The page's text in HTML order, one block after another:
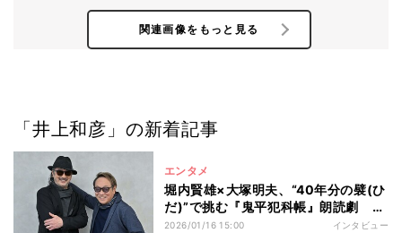
関連画像をもっと見る
「井上和彦」の新着記事
エンタメ
堀内賢雄×大塚明夫、“40年分の襞(ひ
だ)”で挑む『鬼平犯科帳』朗読劇 レ
ジェンド声優が生舞台初共演
2026/01/16 15:00 インタビュー